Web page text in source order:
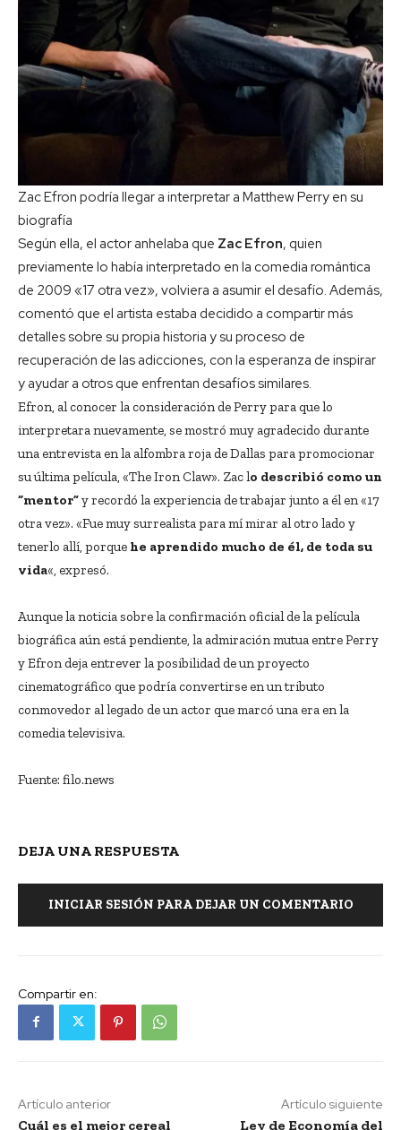
Zac Efron podría llegar a interpretar a Matthew Perry en su
biografía
Según ella, el actor anhelaba que Zac Efron, quien
previamente lo había interpretado en la comedia romántica
de 2009 «17 otra vez», volviera a asumir el desafío. Además,
comentó que el artista estaba decidido a compartir más
detalles sobre su propia historia y su proceso de
recuperación de las adicciones, con la esperanza de inspirar
y ayudar a otros que enfrentan desafíos similares.
Efron, al conocer la consideración de Perry para que lo
interpretara nuevamente, se mostró muy agradecido durante
una entrevista en la alfombra roja de Dallas para promocionar
su última película, «The Iron Claw». Zac lo describió como un
“mentor”y recordó la experiencia de trabajar junto a él en «17
otra vez». «Fue muy surrealista para mí mirar al otro lado y
tenerlo allí, porque he aprendido mucho de él, de toda su
vida«, expresó.
Aunque la noticia sobre la confirmación oficial de la película
biográfica aún está pendiente, la admiración mutua entre Perry
y Efron deja entrever la posibilidad de un proyecto
cinematográfico que podría convertirse en un tributo
conmovedor al legado de un actor que marcó una era en la
comedia televisiva.
Fuente: filo.news
DEJA UNA RESPUESTA
INICIAR SESIÓN PARA DEJAR UN COMENTARIO
Compartir en:
Artículo anterior
Cuál es el mejor cereal
Artículo siguiente
Ley de Economía del